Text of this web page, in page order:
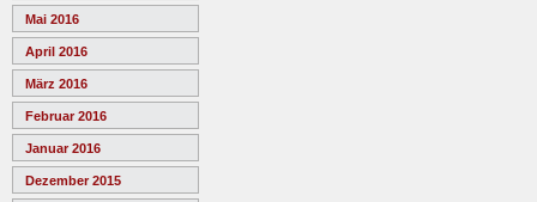
Mai 2016
April 2016
März 2016
Februar 2016
Januar 2016
Dezember 2015